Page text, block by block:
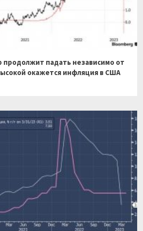
продолжит падать независимо от
окажется инфляция в США